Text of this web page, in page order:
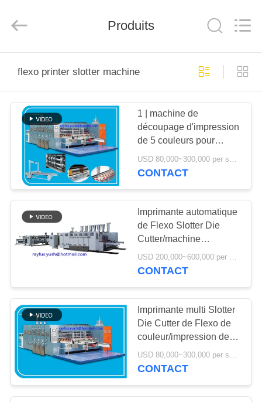
PRODUITS
SUJET
DE
NOUS
VISITE
D'USINE
CONTRÔLE
DE
QUALITÉ
CONTACTEZ-
NOUS
CARTON
MACHINE
Rights
Produits
flexo printer slotter machine
1 | machine de
découpage d'impression
de 5 couleurs pour
carton/imprimante
Slotter Machine de
USD 80,000~300,000 per set MOQ:1 ensemble
CONTACT
Imprimante automatique
de Flexo Slotter Die
Cutter/machine
d'impression
flexographique de boîte
USD 200,000~600,000 per set MOQ:1 ensemble
CONTACT
Imprimante multi Slotter
Die Cutter de Flexo de
couleur/impression de
Flexo et machine de
découpage
USD 80,000~300,000 per set MOQ:1 ensemble
CONTACT